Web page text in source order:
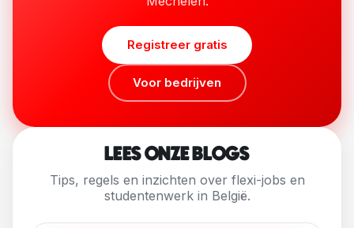
Registreer gratis
Voor bedrijven
LEES ONZE BLOGS
Tips, regels en inzichten over flexi-jobs en
studentenwerk in België.